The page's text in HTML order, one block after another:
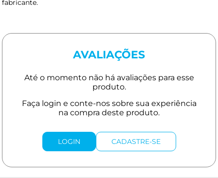
fabricante.
AVALIAÇÕES
LOGIN CADASTRE-SE